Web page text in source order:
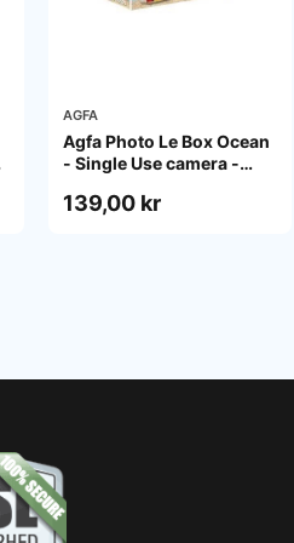
AGFA
Agfa Photo Le Box Ocean
- Single Use camera -
139,00 kr